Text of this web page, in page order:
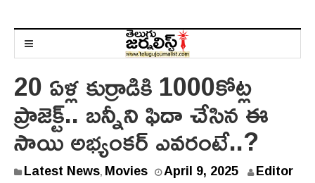
20 ఏళ్ల కుర్రాడికి 1000కోట్ల
ప్రాజెక్ట్.. బన్నీని ఫిదా చేసిన ఈ
సాయి అభ్యంకర్ ఎవరంటే..?
Latest News, Movies April 9, 2025 Editor